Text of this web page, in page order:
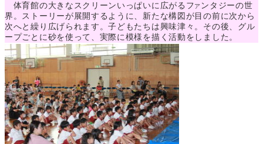
体育館の大きなスクリーンいっぱいに広がるフア ンタジーの世
界。ストーリーが展開するように、新たな構図が目の前に次から
次へと繰り広げられます。子どもたちは興味津々。その後、グル
ープごとに砂を使って、実際に模様を描く活動をしました。